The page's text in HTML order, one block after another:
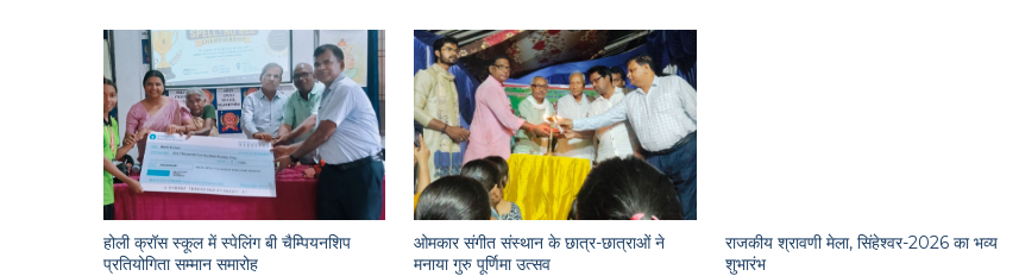
होली क्रॉस स्कूल में स्पेलिंग बी चैम्पियनशिप
प्रतियोगिता सम्मान समारोह
ओमकार संगीत संस्थान के छात्र-छात्राओं ने
मनाया गुरु पूर्णिमा उत्सव
राजकीय श्रावणी मेला, सिंहेश्वर-2026 का भव्य
शुभारंभ